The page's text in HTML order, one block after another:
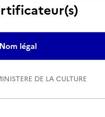
Nom légal
DE LA CULTURE